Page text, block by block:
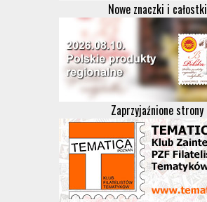
Nowe znaczki i całostki
Zaprzyjaźnione strony